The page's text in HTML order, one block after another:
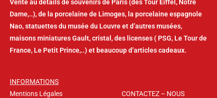
Vente au détails de souvenirs de Paris (des Tour Eiffel, Notre
Dame,..), de la porcelaine de Limoges, la porcelaine espagnole
Nao, statuettes du musée du Louvre et d’autres musées,
maisons miniatures Gault, cristal, des licenses ( PSG, Le Tour de
France, Le Petit Prince,..) et beaucoup d’articles cadeaux.
INFORMATIONS
Mentions Légales
CONTACTEZ – NOUS